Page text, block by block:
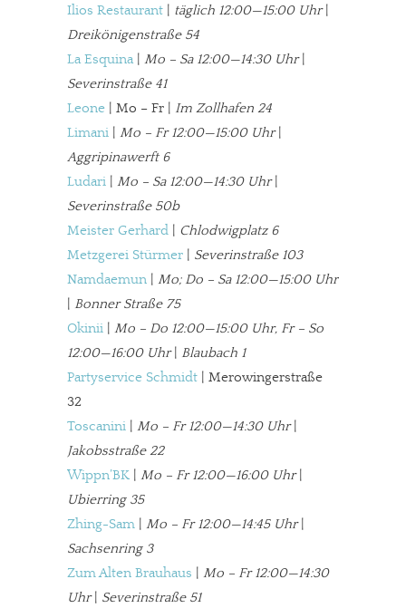
In eigener Sache
Dir gefällt unsere Arbeit?
meinesuedstadt.de finanziert sich durch Partnerprofile und
Werbung. Beide Einnahmequellen sind in den letzten Monaten
stark zurückgegangen.
Paypal - danke@meinesuedstadt.de
Ilios Restaurant
täglich 12:00—15:00 Uhr|
Dreikönigenstraße 54
La Esquina| Mo – Sa 12:00—14:30 Uhr|
Severinstraße 41
Leone | Mo – Fr | Im Zollhafen 24
Limani
Mo – Fr 12:00—15:00 Uhr|
Aggripinawerft 6
Ludari
Mo – Sa 12:00—14:30 Uhr|
Severinstraße 50b
Meister Gerhard
Chlodwigplatz 6
Metzgerei Stürmer
Severinstraße 103
Namdaemun
Mo; Do – Sa 12:00—15:00 Uhr
Bonner Straße 75
Okinii
Mo – Do 12:00—15:00 Uhr, Fr – So
12:00—16:00 Uhr| Blaubach 1
Partyservice Schmidt | Merowingerstraße
32
Toscanini
Mo – Fr 12:00—14:30 Uhr|
Jakobsstraße 22
Wippn’BK
Mo – Fr 12:00—16:00 Uhr|
Ubierring 35
Zhing-Sam
Mo – Fr 12:00—14:45 Uhr|
Sachsenring 3
Zum Alten Brauhaus
Mo – Fr 12:00—14:30
Uhr| Severinstraße 51